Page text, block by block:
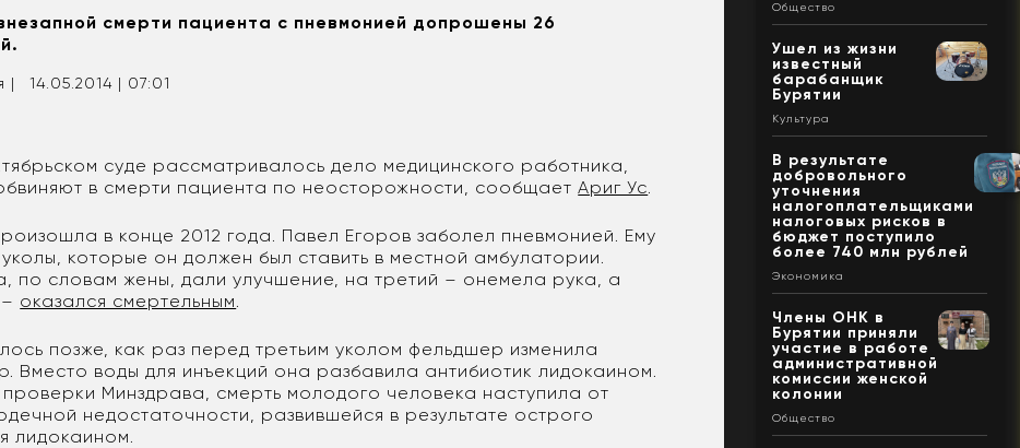
смерти пациента с пневмонией допрошены 26
| 14.05.2014 | 07:01
суде рассматривалось дело медицинского работника,
в смерти пациента по неосторожности, сообщаетАриг Ус
в конце 2012 года. Павел Егоров заболел пневмонией. Ему
которые он должен был ставить в местной амбулатории.
по словам жены, дали улучшение, на третий – онемела рука, а
оказался смертельным
позже, как раз перед третьим уколом фельдшер изменила
Вместо воды для инъекций она разбавила антибиотик лидокаином.
Минздрава, смерть молодого человека наступила от
недостаточности, развившейся в результате острого
лидокаином.
Общество
Ушел из жизни
известный
барабанщик
Бурятии
Культура
В результате
добровольного
уточнения
налогоплательщиками
налоговых рисков в
бюджет поступило
более 740 млн рублей
Экономика
Члены ОНК в
Бурятии приняли
участие в работе
административной
комиссии женской
колонии
Общество